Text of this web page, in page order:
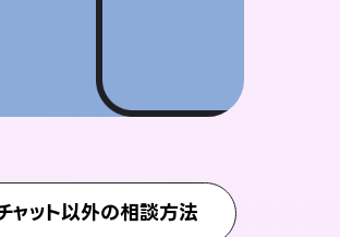
ャット以外の相談方法